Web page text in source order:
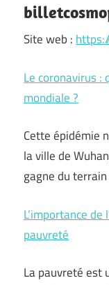
Site web :
Le coronavirus :
mondiale ?
Cette épidémie
la ville de
gagne du
L’importance
pauvreté
La pauvreté est